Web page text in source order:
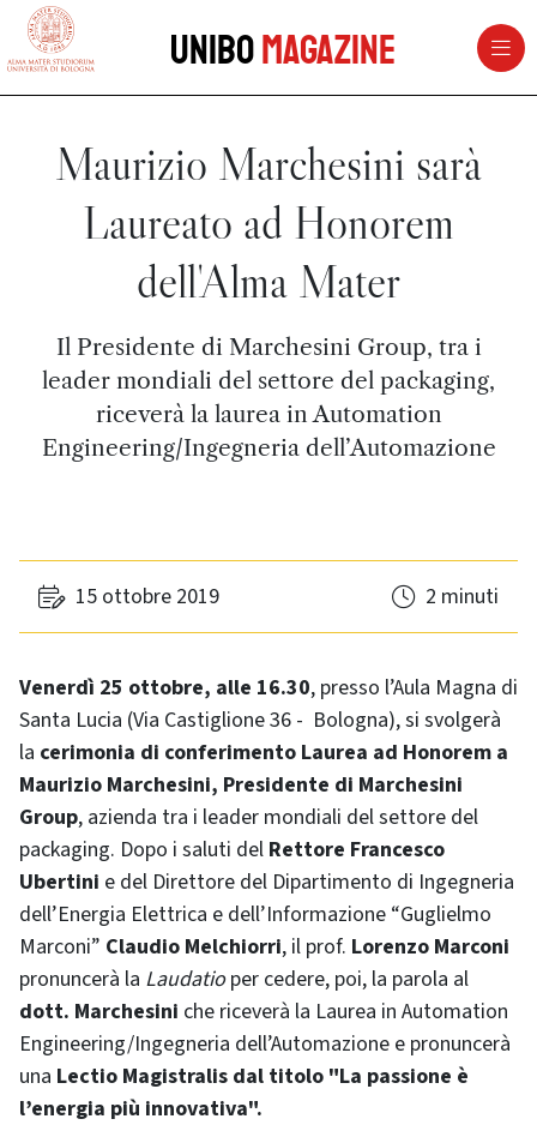
vai al contenuto della pagina
UniboMagazine
Maurizio Marchesini sarà
Laureato ad Honorem
dell'Alma Mater
Il Presidente di Marchesini Group, tra i
leader mondiali del settore del packaging,
riceverà la laurea in Automation
Engineering/Ingegneria dell’Automazione
15 ottobre 2019 2 minuti
Venerdì 25 ottobre, alle 16.30, presso l’Aula Magna di
Santa Lucia (Via Castiglione 36 - Bologna), si svolgerà
la cerimonia di conferimento Laurea ad Honorem a
Maurizio Marchesini, Presidente di Marchesini
Group, azienda tra i leader mondiali del settore del
packaging. Dopo i saluti del Rettore Francesco
Ubertini e del Direttore del Dipartimento di Ingegneria
dell’Energia Elettrica e dell’Informazione “Guglielmo
Marconi” Claudio Melchiorri, il prof. Lorenzo Marconi
pronuncerà la Laudatioper cedere, poi, la parola al
dott. Marchesini che riceverà la Laurea in Automation
Engineering/Ingegneria dell’Automazione e pronuncerà
una Lectio Magistralis dal titolo "La passione è
l’energia più innovativa".